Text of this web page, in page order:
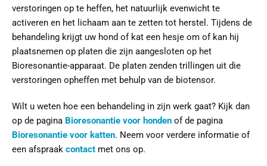
verstoringen op te heffen, het natuurlijk evenwicht te
activeren en het lichaam aan te zetten tot herstel. Tijdens de
behandeling krijgt uw hond of kat een hesje om of kan hij
plaatsnemen op platen die zijn aangesloten op het
Bioresonantie-apparaat. De platen zenden trillingen uit die
verstoringen opheffen met behulp van de biotensor.
Wilt u weten hoe een behandeling in zijn werk gaat? Kijk dan
op de pagina Bioresonantie voor honden of de pagina
Bioresonantie voor katten. Neem voor verdere informatie of
een afspraak contact met ons op.